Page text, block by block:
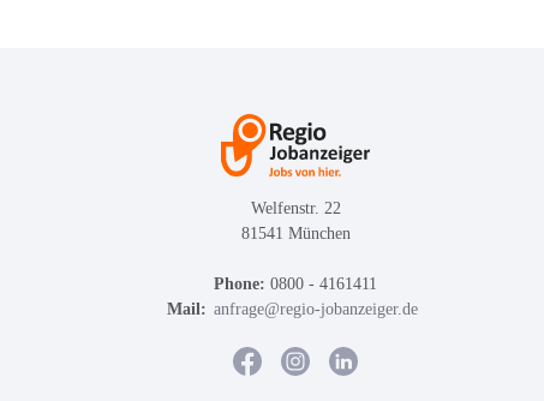
Welfenstr. 22
81541 München
Phone: 0800 - 4161411
Mail: anfrage@regio-jobanzeiger.de